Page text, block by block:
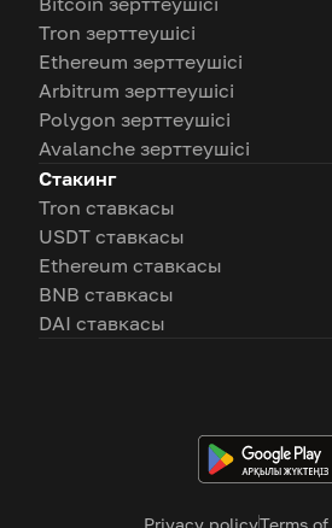
Tron зерттеушісі
Ethereum зерттеушісі
Arbitrum зерттеушісі
Polygon зерттеушісі
Avalanche зерттеушісі
Стакинг
Tron ставкасы
USDT ставкасы
Ethereum ставкасы
BNB ставкасы
DAI ставкасы